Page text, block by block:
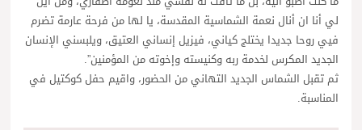
لي أنا ان أنال نعمة الشماسية المقدسة، يا لها من فرحة عارمة تضرم
فيي روحا جديدا يختلج كياني، فيزيل إنساني العتيق، ويلبسني الإنسان
الجديد المكرس لخدمة ربه وكنيسته وإخوته من المؤمنين”.
ثم تقبل الشماس الجديد التهاني من الحضور، واقيم حفل كوكتيل في
المناسبة.